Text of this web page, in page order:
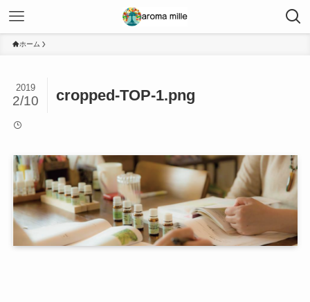
ホーム
cropped-TOP-1.png
2019
2/10